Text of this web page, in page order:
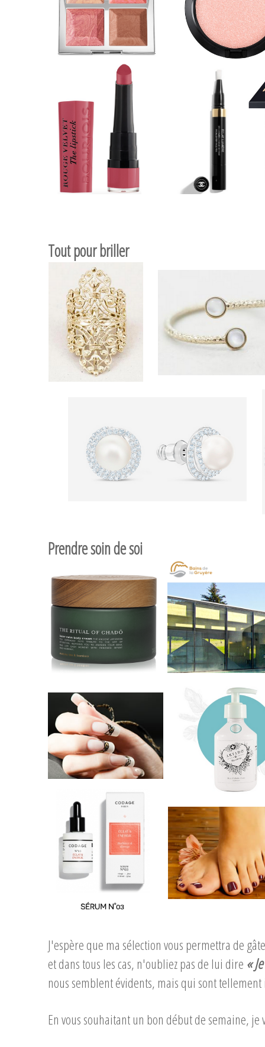
Tout pour briller
Prendre soin de soi
J'espère que ma sélection vous permettra de
et dans tous les cas, n'oubliez pas de lui dire «
nous semblent évidents, mais qui sont
En vous souhaitant un bon début de semaine, je